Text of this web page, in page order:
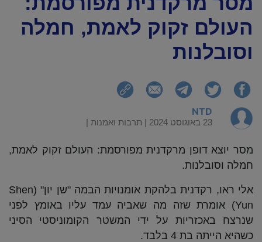
העולם זקוק לאמת, חמלה
וסובלנות
NTD
23 באוגוסט 2024 | |תרבות ואמנות
מסר יוצא דופן מרקדנית מפורסמת: העולם זקוק לאמת,
חמלה וסובלנות.
אלי ראו, רקדנית בלהקת אומנויות הבמה "שן יון" (Shen
Yun) אומרת שזה מה שאביה עמד עליו באומץ לפני
שנרצח באכזריות על ידי המשטר הקומוניסטי הסיני
כשהיא הייתה בת 4 בלבד.